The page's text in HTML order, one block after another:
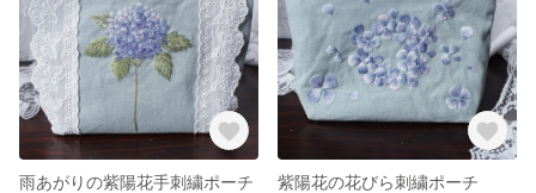
雨あがりの紫陽花手刺繍ポーチ
紫陽花の花びら刺繍ポーチ